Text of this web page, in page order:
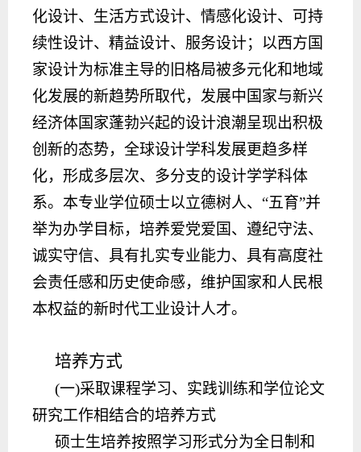
化设计、生活方式设计、情感化设计、可持
续性设计、精益设计、服务设计；以西方国
家设计为标准主导的旧格局被多元化和地域
化发展的新趋势所取代，发展中国家与新兴
经济体国家蓬勃兴起的设计浪潮呈现出积极
创新的态势，全球设计学科发展更趋多样
化，形成多层次、多分支的设计学学科体
系。本专业学位硕士以立德树人、 “五育”并
举为办学目标，培养爱党爱国、遵纪守法、
诚实守信、具有扎实专业能力、具有高度社
会责任感和历史使命感，维护国家和人民根
本权益的新时代工业设计人才。
培养方式
(一)采取课程学习、实践训练和学位论文
研究工作相结合的培养方式
硕士生培养按照学习形式分为全日制和